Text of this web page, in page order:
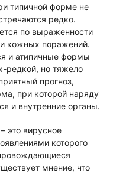
типичной форме не
редко.
по выраженности
кожных поражений.
и атипичные формы
редкой, но тяжело
прогноз,
при которой наряду
и внутренние органы.
это вирусное
которого
мнение, что